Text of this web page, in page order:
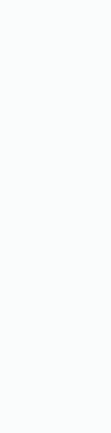
Pour aller plus
comme un
Les essentiels